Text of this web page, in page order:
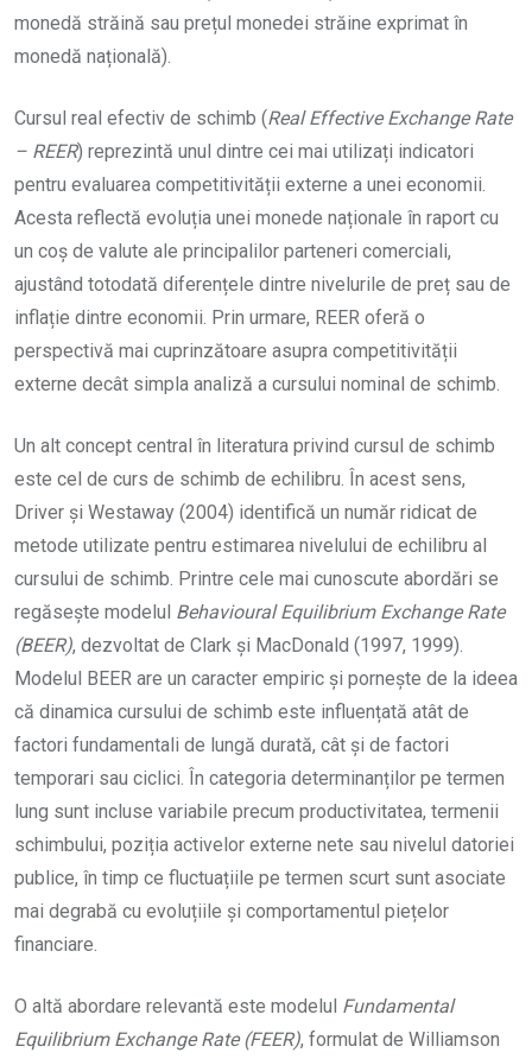
monedă străină sau prețul monedei străine exprimat în
monedă națională).
Cursul real efectiv de schimb (Real Effective Exchange Rate
– REER) reprezintă unul dintre cei mai utilizați indicatori
pentru evaluarea competitivității externe a unei economii.
Acesta reflectă evoluția unei monede naționale în raport cu
un coș de valute ale principalilor parteneri comerciali,
ajustând totodată diferențele dintre nivelurile de preț sau de
inflație dintre economii. Prin urmare, REER oferă o
perspectivă mai cuprinzătoare asupra competitivității
externe decât simpla analiză a cursului nominal de schimb.
Un alt concept central în literatura privind cursul de schimb
este cel de curs de schimb de echilibru. În acest sens,
Driver și Westaway (2004) identifică un număr ridicat de
metode utilizate pentru estimarea nivelului de echilibru al
cursului de schimb. Printre cele mai cunoscute abordări se
regăsește modelul Behavioural Equilibrium Exchange Rate
(BEER), dezvoltat de Clark și MacDonald (1997, 1999).
Modelul BEER are un caracter empiric și pornește de la ideea
că dinamica cursului de schimb este influențată atât de
factori fundamentali de lungă durată, cât și de factori
temporari sau ciclici. În categoria determinanților pe termen
lung sunt incluse variabile precum productivitatea, termenii
schimbului, poziția activelor externe nete sau nivelul datoriei
publice, în timp ce fluctuațiile pe termen scurt sunt asociate
mai degrabă cu evoluțiile și comportamentul piețelor
financiare.
O altă abordare relevantă este modelul Fundamental
Equilibrium Exchange Rate (FEER), formulat de Williamson